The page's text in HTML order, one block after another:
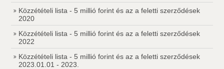
Közzétételi lista - 5 millió forint és az a feletti szerződések
2020
Közzétételi lista - 5 millió forint és az a feletti szerződések
2022
Közzétételi lista - 5 millió forint és az a feletti szerződések
2023.01.01 - 2023.